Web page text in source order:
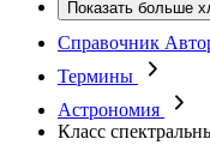
Показать больше
Справочник
Термины
Астрономия
Класс